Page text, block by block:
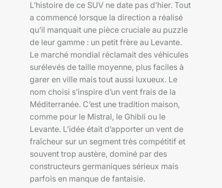
L’histoire de ce SUV ne date pas d’hier. Tout
a commencé lorsque la direction a réalisé
qu’il manquait une pièce cruciale au puzzle
de leur gamme : un petit frère au Levante.
Le marché mondial réclamait des véhicules
surélevés de taille moyenne, plus faciles à
garer en ville mais tout aussi luxueux. Le
nom choisi s’inspire d’un vent frais de la
Méditerranée. C’est une tradition maison,
comme pour le Mistral, le Ghibli ou le
Levante. L’idée était d’apporter un vent de
fraîcheur sur un segment très compétitif et
souvent trop austère, dominé par des
constructeurs germaniques sérieux mais
parfois en manque de fantaisie.